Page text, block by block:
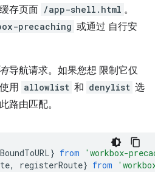
存页面 /app-shell.html 。
precaching 或通过 自行安
导航请求。如果您想 限制它仅
用 allowlist 和 denylist 选
路由匹配。
} from
'workbox-
, registerRoute} from